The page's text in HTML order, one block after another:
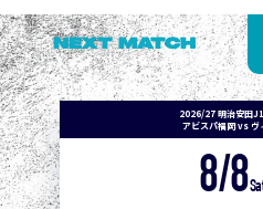
NEXT MATCH
2026/27 明治安田
アビスパ福岡 vs ヴ
8/8